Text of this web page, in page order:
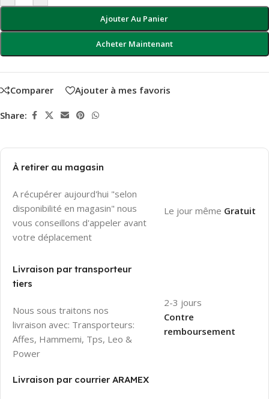
Ajouter Au Panier
Acheter Maintenant
Comparer Ajouter à mes favoris
Share:
À retirer au magasin
A récupérer aujourd'hui "selon
disponibilité en magasin" nous
vous conseillons d'appeler avant
votre déplacement
Le jour même Gratuit
Livraison par transporteur
tiers
Nous sous traitons nos
livraison avec: Transporteurs:
Affes, Hammemi, Tps, Leo &
Power
2-3 jours
Contre
remboursement
Livraison par courrier ARAMEX